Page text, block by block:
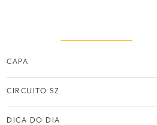
CAPA
CIRCUITO SZ
DICA DO DIA